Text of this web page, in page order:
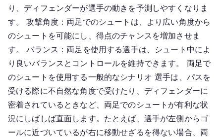
り、ディフェンダーが選手の動きを予測しやすくなりま
す。 攻撃角度：両足でのシュートは、より広い角度から
のシュートを可能にし、得点のチャンスを増加させま
す。 バランス：両足を使用する選手は、シュート中によ
り良いバランスとコントロールを維持できます。 両足で
のシュートを使用する一般的なシナリオ 選手は、パスを
受ける際に不自然な角度で受けたり、ディフェンダーに
密着されているときなど、両足でのシュートが有利な状
況にしばしば直面します。たとえば、選手が左側からゴ
ールに近づいているが右に移動せざるを得ない場合、両